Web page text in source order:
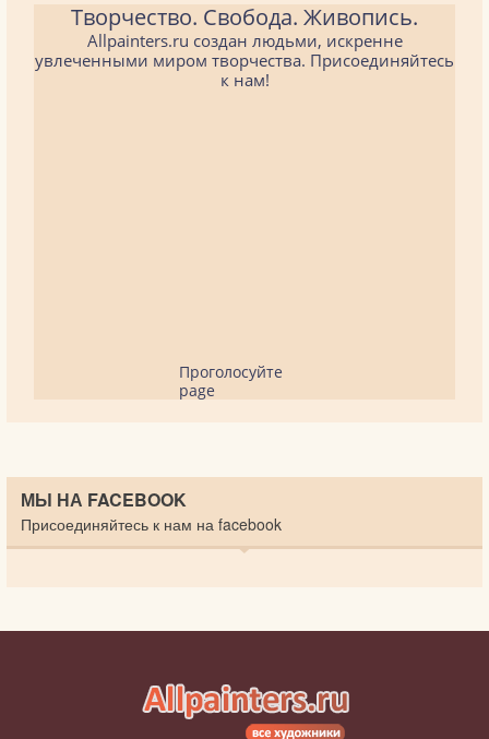
Творчество. Свобода. Живопись.
Allpainters.ru создан людьми, искренне
увлеченными миром творчества. Присоединяйтесь
к нам!
Проголосуйте
page
МЫ НА FACEBOOK
Присоединяйтесь к нам на facebook